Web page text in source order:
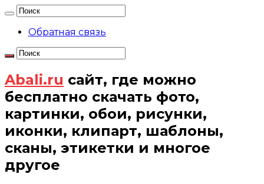
Обратная связь
Abali.ru сайт, где можно
бесплатно скачать фото,
картинки, обои, рисунки,
иконки, клипарт, шаблоны,
сканы, этикетки и многое
другое